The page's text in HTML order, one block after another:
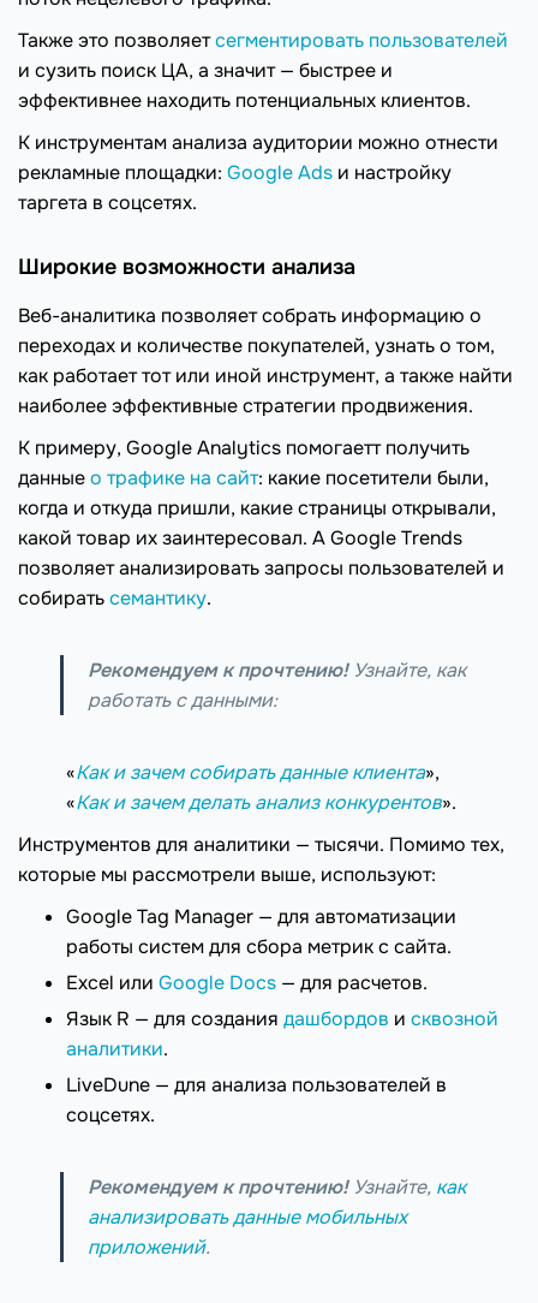
Также это позволяетсегментировать пользователей
и сузить поиск ЦА, а значит — быстрее и
эффективнее находить потенциальных клиентов.
К инструментам анализа аудитории можно отнести
рекламные площадки: Google Ads и настройку
таргета в соцсетях.
Широкие возможности анализа
Веб-аналитика позволяет собрать информацию о
переходах и количестве покупателей, узнать о том,
как работает тот или иной инструмент, а также найти
наиболее эффективные стратегии продвижения.
К примеру, Google Analytics помогаетт получить
данныео трафике на сайт: какие посетители были,
когда и откуда пришли, какие страницы открывали,
какой товар их заинтересовал. А Google Trends
позволяет анализировать запросы пользователей и
собиратьсемантику.
Рекомендуем к прочтению!Узнайте, как
работать с данными:
«Как и зачем собирать данные клиента»,
«Как и зачем делать анализ конкурентов».
Инструментов для аналитики — тысячи. Помимо тех,
которые мы рассмотрели выше, используют:
Google Tag Manager — для автоматизации
работы систем для сбора метрик с сайта.
Excel или Google Docs — для расчетов.
Язык R — для создания дашбордов и сквозной
аналитики.
LiveDune — для анализа пользователей в
соцсетях.
Рекомендуем к прочтению!Узнайте, как
анализировать данные мобильных
приложений.